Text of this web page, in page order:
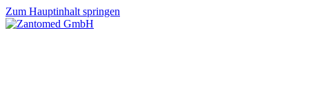
Zum Hauptinhalt springen